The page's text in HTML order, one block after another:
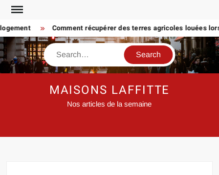
Skip
content
Comment récupérer des terres agricoles louées
Search
MAISONS LAFFITTE
Nos articles de la semaine